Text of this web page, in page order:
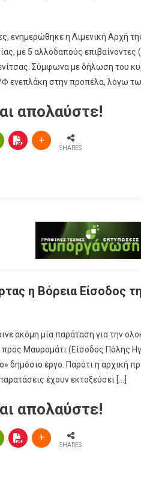
ενημερώθηκε η Λιμενική Αρχή
με 5 αλλοδαπούς επιβαίνοντες
Σύμφωνα με δήλωση του
Φ ενεπλάκη στην προπέλα, λόγω
απολαύστε!
SHARES
η Βόρεια Είσοδος
ακόμη μία παράταση για την
Μαυρομάτι (Είσοδος Πόλης
δημόσιο έργο. Παρότι η αρχική
έχουν εκτοξεύσει […]
απολαύστε!
SHARES